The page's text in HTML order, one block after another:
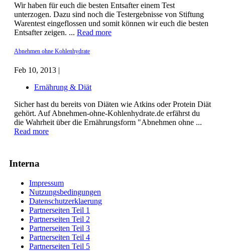
Wir haben für euch die besten Entsafter einem Test
unterzogen. Dazu sind noch die Testergebnisse von Stiftung
Warentest eingeflossen und somit können wir euch die besten
Entsafter zeigen. ... Read more
Abnehmen ohne Kohlenhydrate
Feb 10, 2013 |
Ernährung & Diät
Sicher hast du bereits von Diäten wie Atkins oder Protein Diät
gehört. Auf Abnehmen-ohne-Kohlenhydrate.de erfährst du
die Wahrheit über die Ernährungsform "Abnehmen ohne ...
Read more
Interna
Impressum
Nutzungsbedingungen
Datenschutzerklaerung
Partnerseiten Teil 1
Partnerseiten Teil 2
Partnerseiten Teil 3
Partnerseiten Teil 4
Partnerseiten Teil 5